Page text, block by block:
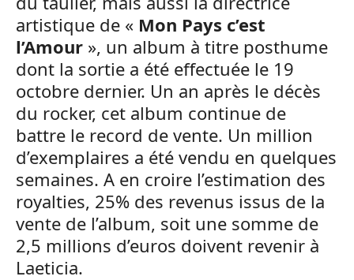
artistique de « Mon Pays c’est
l’Amour », un album à titre posthume
dont la sortie a été effectuée le 19
octobre dernier. Un an après le décès
du rocker, cet album continue de
battre le record de vente. Un million
d’exemplaires a été vendu en quelques
semaines. A en croire l’estimation des
royalties, 25% des revenus issus de la
vente de l’album, soit une somme de
2,5 millions d’euros doivent revenir à
Laeticia.